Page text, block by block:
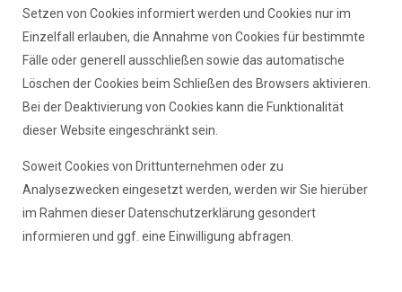
Setzen von Cookies informiert werden und Cookies nur im
Einzelfall erlauben, die Annahme von Cookies für bestimmte
Fälle oder generell ausschließen sowie das automatische
Löschen der Cookies beim Schließen des Browsers aktivieren.
Bei der Deaktivierung von Cookies kann die Funktionalität
dieser Website eingeschränkt sein.
Soweit Cookies von Drittunternehmen oder zu
Analysezwecken eingesetzt werden, werden wir Sie hierüber
im Rahmen dieser Datenschutzerklärung gesondert
informieren und ggf. eine Einwilligung abfragen.